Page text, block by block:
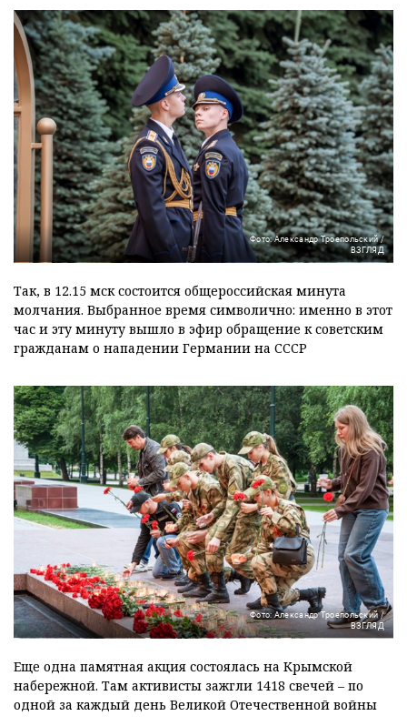
Фото: Александр Троепольский /
ВЗГЛЯД
Так, в 12.15 мск состоится общероссийская минута
молчания. Выбранное время символично: именно в этот
час и эту минуту вышло в эфир обращение к советским
гражданам о нападении Германии на СССР
Фото: Александр Троепольский /
ВЗГЛЯД
Еще одна памятная акция состоялась на Крымской
набережной. Там активисты зажгли 1418 свечей – по
одной за каждый день Великой Отечественной войны